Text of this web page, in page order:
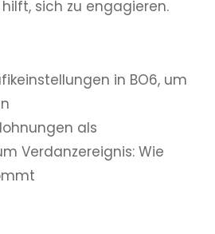
sich zu engagieren.
in BO6, um
als
Verdanzereignis: Wie